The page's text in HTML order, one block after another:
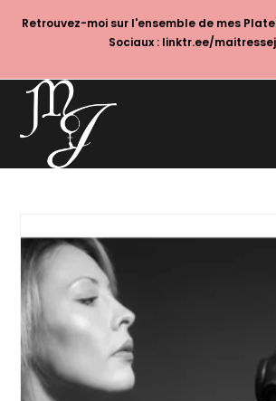
Retrouvez-moi sur l'ensemble de mes
Sociaux : linktr.ee/